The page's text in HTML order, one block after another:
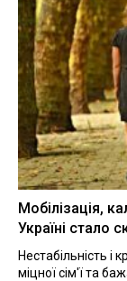
Мобілізація,
Україні стало
Нестабільність і
міцної сім'ї та